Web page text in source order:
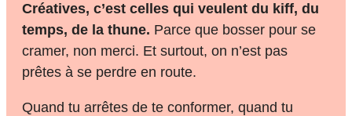
Créatives, c’est celles qui veulent du kiff, du
temps, de la thune. Parce que bosser pour se
cramer, non merci. Et surtout, on n’est pas
prêtes à se perdre en route.
Quand tu arrêtes de te conformer, quand tu